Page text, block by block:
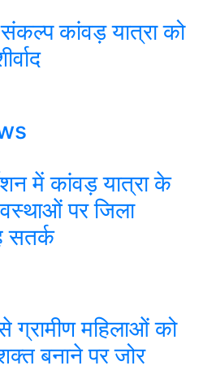
कांवड़ यात्रा को
में कांवड़ यात्रा के
पर जिला
सतर्क
ग्रामीण महिलाओं को
बनाने पर जोर